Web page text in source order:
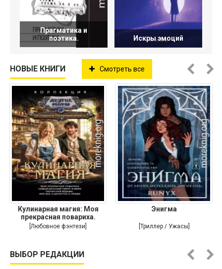
Прагматика и
поэтика.
Искры эмоций
НОВЫЕ КНИГИ Смотреть все
Кулинарная магия: Моя
прекрасная повариха.
Самый
[Любовное фэнтези]
Энигма
[Триллер / Ужасы]
ВЫБОР РЕДАКЦИИ